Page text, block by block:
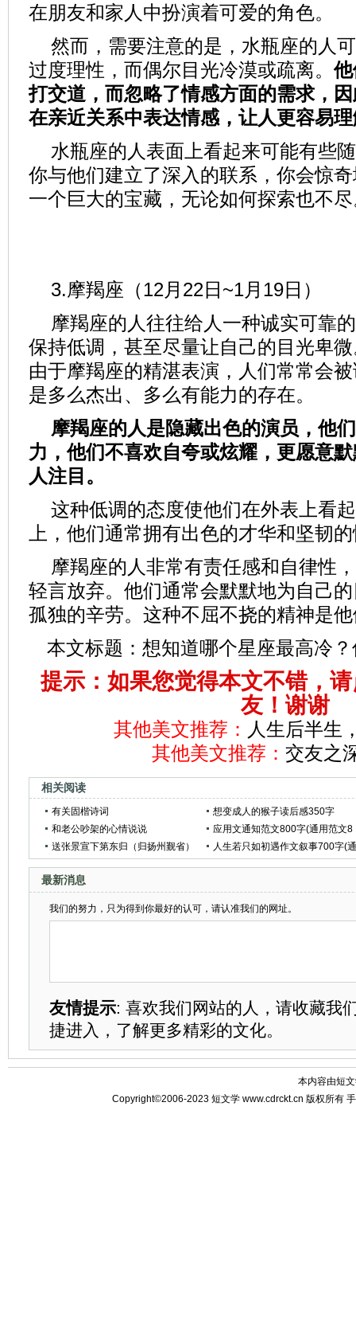
在朋友和家人中扮演着可爱的角色。
然而，需要注意的是，水瓶座的人
过度理性，而偶尔目光冷漠或疏离。
打交道，而忽略了情感方面的需求，
在亲近关系中表达情感，让人更容易
水瓶座的人表面上看起来可能有些
你与他们建立了深入的联系，你会惊
一个巨大的宝藏，无论如何探索也不
3.摩羯座（12月22日~1月19日）
摩羯座的人往往给人一种诚实可靠
保持低调，甚至尽量让自己的目光卑
由于摩羯座的精湛表演，人们常常会
是多么杰出、多么有能力的存在。
摩羯座的人是隐藏出色的演员，他
力，他们不喜欢自夸或炫耀，更愿意
人注目。
这种低调的态度使他们在外表上看
上，他们通常拥有出色的才华和坚韧
摩羯座的人非常有责任感和自律性
轻言放弃。他们通常会默默地为自己
孤独的辛劳。这种不屈不挠的精神是
本文标题： 想知道哪个星座最高冷
提示：如果您觉得本文不错，
友！谢谢
其他美文推荐： 人生后半生
其他美文推荐： 交友之
相关阅读
有关固楷诗词
想变成人的猴子读后感350字
和老公吵架的心情说说
应用文通知范文800字(通用范文8
篇)
送张景宣下第东归（归扬州觐省）
人生若只如初遇作文叙事700字(
最新消息
我们的努力，只为得到你最好的认可，请认准我们的网址。
友情提示: 喜欢我们网站的人，请收藏我
捷进入，了解更多精彩的文化。
本内容由短
Copyright©2006-2023 短文学 www.cdrckt.cn 版权所有